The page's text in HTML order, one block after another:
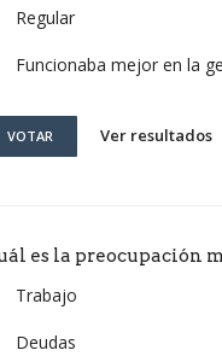
Regular
Funcionaba mejor en la
VOTAR Ver resultados
es la preocupación
Trabajo
Deudas